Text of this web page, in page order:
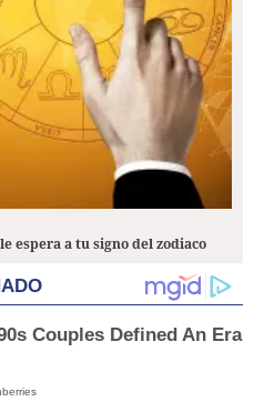
espera a tu signo del zodiaco
Couples Defined An Era